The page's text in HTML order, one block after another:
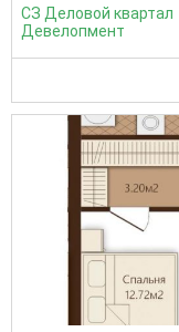
СЗ Деловой квартал
Девелопмент